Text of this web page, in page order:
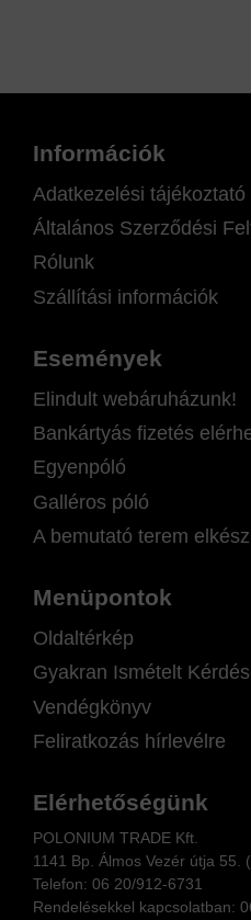
Információk
Adatkezelési tájékoztató
Általános Szerződési
Rólunk
Szállítási információk
Események
Elindult webáruházunk!
Bankártyás fizetés
Egyenpóló
Galléros póló
A bemutató terem
Menüpontok
Oldaltérkép
Gyakran Ismételt
Vendégkönyv
Feliratkozás hírlevélre
Elérhetőségünk
POLONIUM TRADE Kft.
1141 Bp. Álmos Vezér útja 55.
Telefon: 06 20/912-6731
Rendelésekkel kapcsolatban: